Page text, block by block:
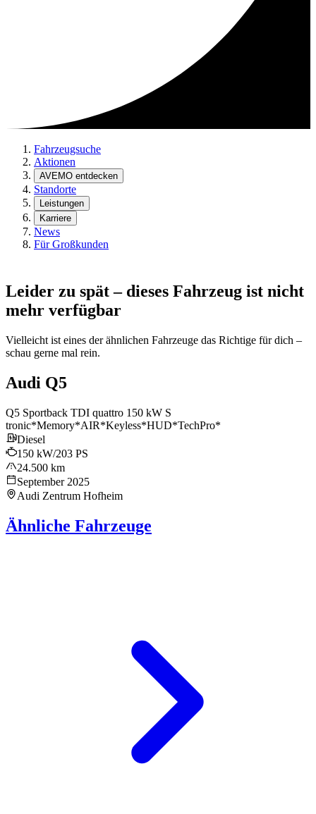
Fahrzeugsuche
Aktionen
AVEMO entdecken
Standorte
Leistungen
Karriere
News
Für Großkunden
Leider zu spät – dieses Fahrzeug ist nicht
mehr verfügbar
Vielleicht ist eines der ähnlichen Fahrzeuge das Richtige für dich –
schau gerne mal rein.
Audi Q5
Q5 Sportback TDI quattro 150 kW S
tronic*Memory*AIR*Keyless*HUD*TechPro*
Diesel
150 kW/203 PS
24.500 km
September 2025
Audi Zentrum Hofheim
Ähnliche Fahrzeuge